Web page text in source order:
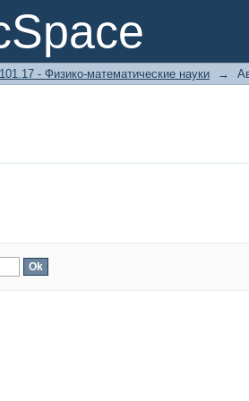
- Физико-математические науки →